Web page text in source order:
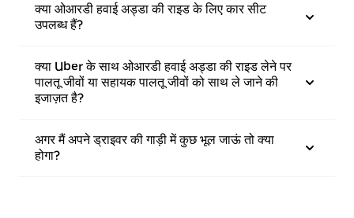
क्या ओआरडी हवाई अड्डा की राइड के लिए कार सीट
उपलब्ध हैं?
क्या Uber के साथ ओआरडी हवाई अड्डा की राइड लेने पर
पालतू जीवों या सहायक पालतू जीवों को साथ ले जाने की
इजाज़त है?
अगर मैं अपने ड्राइवर की गाड़ी में कुछ भूल जाऊं तो क्या
होगा?